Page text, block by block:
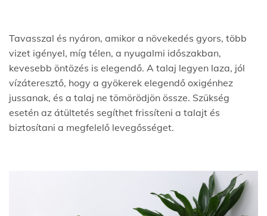
Tavasszal és nyáron, amikor a növekedés gyors, több
vizet igényel, míg télen, a nyugalmi időszakban,
kevesebb öntözés is elegendő. A talaj legyen laza, jól
vízáteresztő, hogy a gyökerek elegendő oxigénhez
jussanak, és a talaj ne tömörödjön össze. Szükség
esetén az átültetés segíthet frissíteni a talajt és
biztosítani a megfelelő levegősséget.